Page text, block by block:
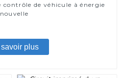
contrôle de véhicule à énergie
nouvelle
savoir plus